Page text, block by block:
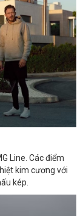
Line. Các điểm
kim cương với
kép.